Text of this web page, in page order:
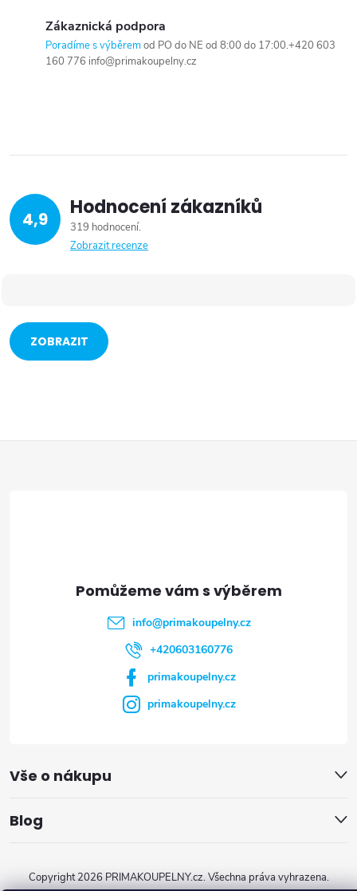
Zákaznická podpora
Poradíme s výběremod PO do NE od 8:00 do 17:00.+420 603
160 776 info@primakoupelny.cz
4,9 Hodnocení zákazníků
319 hodnocení
Zobrazit recenze
ZOBRAZIT
info@primakoupelny.cz
+420603160776
primakoupelny.cz
primakoupelny.cz
Vše o nákupu
Blog
Copyright 2026 PRIMAKOUPELNY.cz. Všechna práva vyhrazena.